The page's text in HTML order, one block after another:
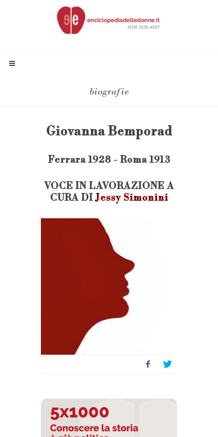
biografie
Giovanna Bemporad
Ferrara 1928 - Roma 1913
VOCE IN LAVORAZIONE A
CURA DIJessy Simonini